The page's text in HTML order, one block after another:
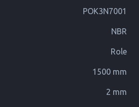
POK3N7001
NBR
Role
1500 mm
2 mm